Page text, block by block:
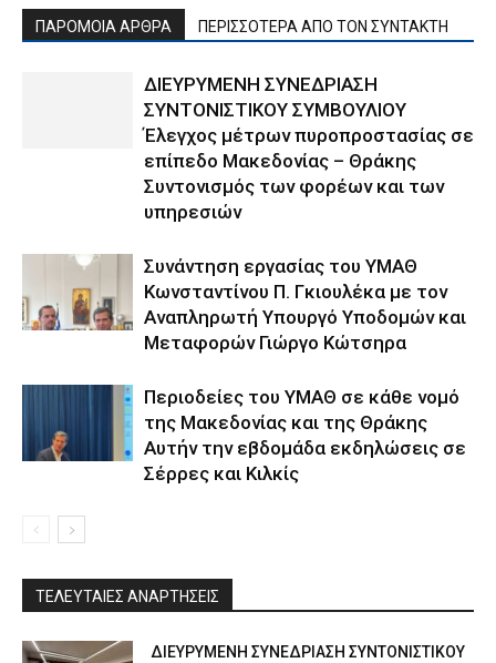
ΠΑΡΟΜΟΙΑ ΑΡΘΡΑ ΠΕΡΙΣΣΟΤΕΡΑ ΑΠΟ ΤΟΝ ΣΥΝΤΑΚΤΗ
ΔΙΕΥΡΥΜΕΝΗ ΣΥΝΕΔΡΙΑΣΗ
ΣΥΝΤΟΝΙΣΤΙΚΟΥ ΣΥΜΒΟΥΛΙΟΥ
Έλεγχος μέτρων πυροπροστασίας σε
επίπεδο Μακεδονίας – Θράκης
Συντονισμός των φορέων και των
υπηρεσιών
Συνάντηση εργασίας του ΥΜΑΘ
Κωνσταντίνου Π. Γκιουλέκα με τον
Αναπληρωτή Υπουργό Υποδομών και
Μεταφορών Γιώργο Κώτσηρα
Περιοδείες του ΥΜΑΘ σε κάθε νομό
της Μακεδονίας και της Θράκης
Αυτήν την εβδομάδα εκδηλώσεις σε
Σέρρες και Κιλκίς
ΤΕΛΕΥΤΑΙΕΣ ΑΝΑΡΤΗΣΕΙΣ
ΔΙΕΥΡΥΜΕΝΗ ΣΥΝΕΔΡΙΑΣΗ ΣΥΝΤΟΝΙΣΤΙΚΟΥ